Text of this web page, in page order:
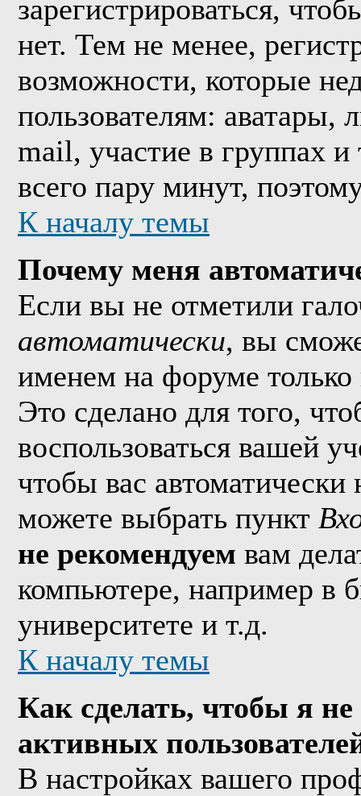
зарегистрироваться,
нет. Тем не менее,
возможности, которые
пользователям: аватары,
mail, участие в группах и
всего пару минут,
К началу темы
Почему меня
Если вы не отметили
автоматически, вы
именем на форуме только
Это сделано для того,
воспользоваться вашей
чтобы вас
можете выбрать пункт
не рекомендуем вам
компьютере, например в
университете и т.д.
К началу темы
Как сделать, чтобы я
активных
В настройках вашего